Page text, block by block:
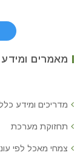
מאמרים ומידע
מדריכים ומידע
תחזוקת מערכת
צמחי מאכל לפי